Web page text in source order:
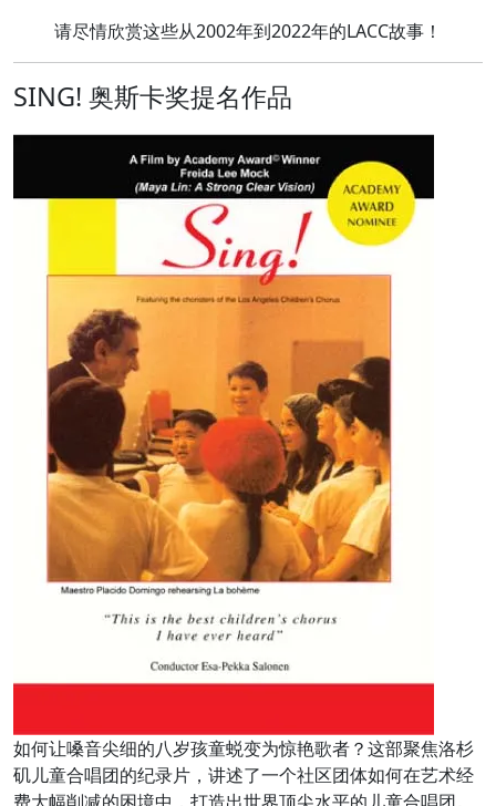
请尽情欣赏这些从2002年到2022年的LACC故事！
SING! 奥斯卡奖提名作品
如何让嗓音尖细的八岁孩童蜕变为惊艳歌者？这部聚焦洛杉
矶儿童合唱团的纪录片，讲述了一个社区团体如何在艺术经